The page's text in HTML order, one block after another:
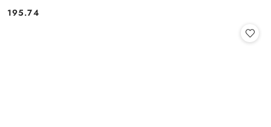
Cena:
195.74